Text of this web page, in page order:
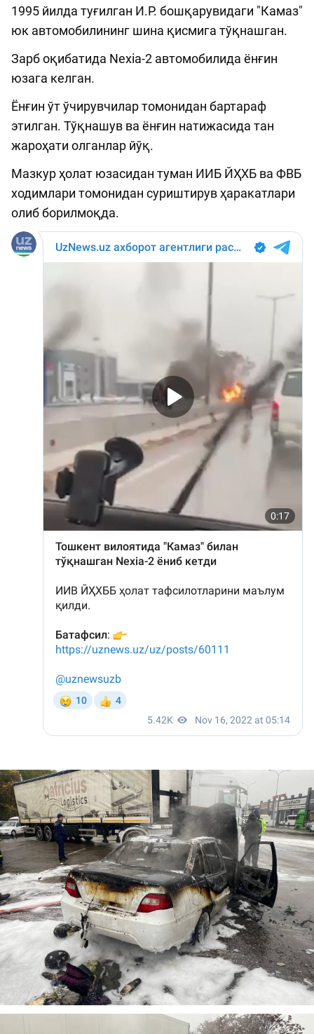
1995 йилда туғилган И.Р. бошқарувидаги "Камаз"
юк автомобилининг шина қисмига тўқнашган.
Зарб оқибатида Nexia-2 автомобилида ёнғин
юзага келган.
Ёнғин ўт ўчирувчилар томонидан бартараф
этилган. Тўқнашув ва ёнғин натижасида тан
жароҳати олганлар йўқ.
Мазкур ҳолат юзасидан туман ИИБ ЙҲХБ ва ФВБ
ходимлари томонидан суриштирув ҳаракатлари
олиб борилмоқда.